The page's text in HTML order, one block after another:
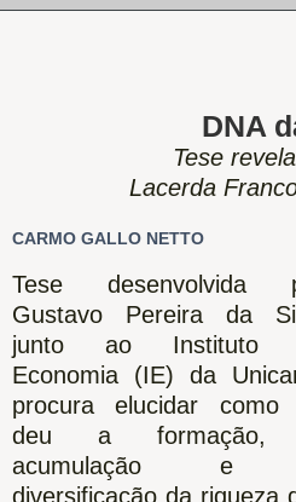
DNA
Tese
Lacerda
CARMO GALLO NETTO
Tese desenvolvida
Gustavo Pereira da
junto ao Instituto
Economia (IE) da
procura elucidar como
deu a
acumulação e
diversificação da riqueza